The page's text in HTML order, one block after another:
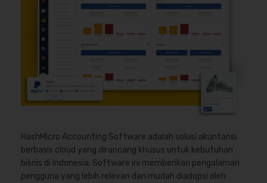
HashMicro Accounting Software adalah solusi akuntansi
berbasis cloud yang dirancang khusus untuk kebutuhan
bisnis di Indonesia. Software ini memberikan pengalaman
pengguna yang lebih relevan dan mudah diadopsi oleh